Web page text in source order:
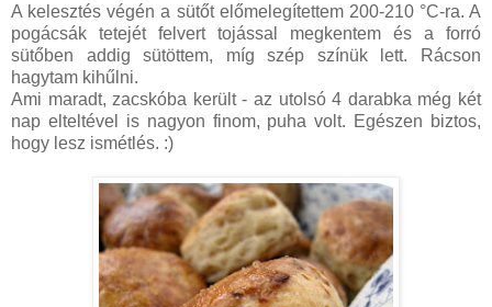
A kelesztés végén a sütőt előmelegítettem 200-210 °C-ra. A
pogácsák tetejét felvert tojással megkentem és a forró
sütőben addig sütöttem, míg szép színük lett. Rácson
hagytam kihűlni.
Ami maradt, zacskóba került - az utolsó 4 darabka még két
nap elteltével is nagyon finom, puha volt. Egészen biztos,
hogy lesz ismétlés. :)